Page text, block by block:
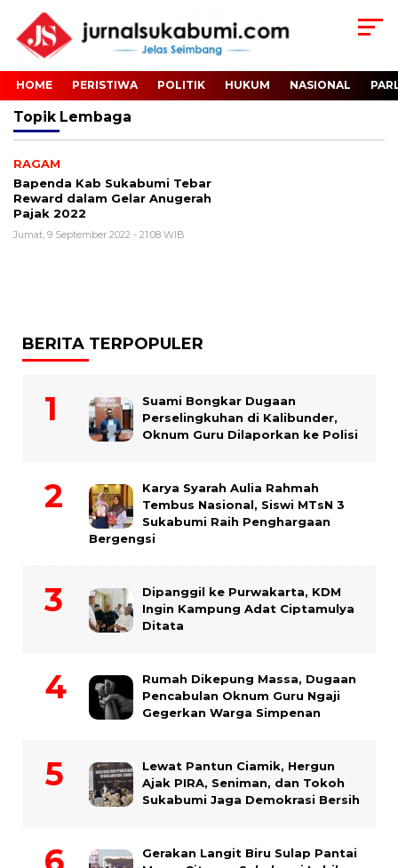
HOME PERISTIWA POLITIK HUKUM NASIONAL
Topik Lembaga
RAGAM
Bapenda Kab Sukabumi Tebar
Reward dalam Gelar Anugerah
Pajak 2022
Jumat, 9 September 2022 - 21:08 WIB
BERITA TERPOPULER
Suami Bongkar Dugaan
Perselingkuhan di Kalibunder,
Oknum Guru Dilaporkan ke Polisi
Karya Syarah Aulia Rahmah
Tembus Nasional, Siswi MTsN 3
Sukabumi Raih Penghargaan
Bergengsi
Dipanggil ke Purwakarta, KDM
Ingin Kampung Adat Ciptamulya
Ditata
Rumah Dikepung Massa, Dugaan
Pencabulan Oknum Guru Ngaji
Gegerkan Warga Simpenan
Lewat Pantun Ciamik, Hergun
Ajak PIRA, Seniman, dan Tokoh
Sukabumi Jaga Demokrasi Bersih
Gerakan Langit Biru Sulap Pantai